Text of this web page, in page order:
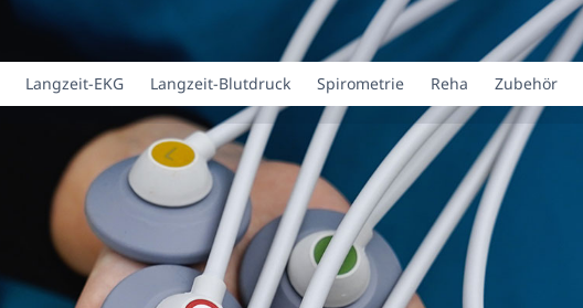
Langzeit-EKG Langzeit-Blutdruck Spirometrie Reha Zubehör